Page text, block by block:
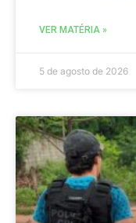
VER MATÉRIA »
5 de agosto de 2026